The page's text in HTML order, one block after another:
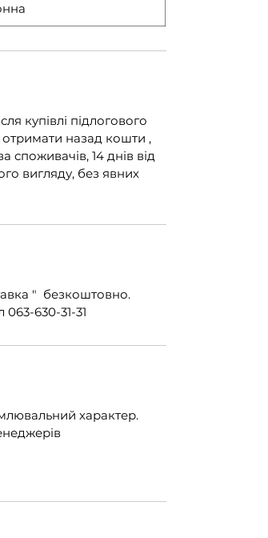
купівлі підлогового
назад кошти ,
споживачів, 14 днів від
вигляду, без явних
" безкоштовно.
630-31-31
характер.